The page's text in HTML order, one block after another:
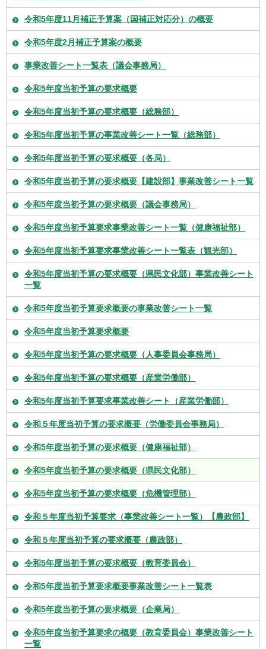
令和5年度11月補正予算案（国補正対応分）の概要
令和5年度2月補正予算案の概要
事業改善シート一覧表（議会事務局）
令和5年度当初予算の要求概要
令和5年度当初予算の要求概要（総務部）
令和5年度当初予算の事業改善シート一覧（総務部）
令和5年度当初予算の要求概要（各局）
令和5年度当初予算の要求概要【建設部】事業改善シート一覧
令和5年度当初予算の要求概要（議会事務局）
令和5年度当初予算要求事業改善シート一覧（健康福祉部）
令和5年度当初予算要求事業改善シート一覧表（観光部）
令和5年度当初予算の要求概要（県民文化部）事業改善シート
一覧
令和5年度当初予算要求概要の事業改善シート一覧
令和5年度当初予算要求概要
令和5年度当初予算の要求概要（人事委員会事務局）
令和5年度当初予算の要求概要（産業労働部）
令和5年度当初予算要求事業改善シート（産業労働部）
令和５年度当初予算の要求概要（労働委員会事務局）
令和5年度当初予算の要求概要（健康福祉部）
令和5年度当初予算の要求概要（県民文化部）
令和5年度当初予算の要求概要（危機管理部）
令和５年度当初予算要求（事業改善シート一覧）【農政部】
令和５年度当初予算の要求概要（農政部）
令和5年度当初予算の要求概要（教育委員会）
令和5年度当初予算要求概要事業改善シート一覧表
令和5年度当初予算の要求概要（企業局）
令和5年度当初予算要求の概要（教育委員会）事業改善シート
一覧